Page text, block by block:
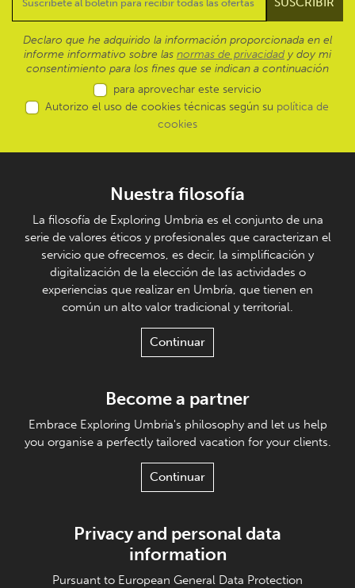
Declaro que he adquirido la información proporcionada en el
informe informativo sobre las normas de privacidad y doy mi
consentimiento para los fines que se indican a continuación
para aprovechar este servicio
Autorizo el uso de cookies técnicas según su política de
cookies
Nuestra filosofía
La filosofía de Exploring Umbria es el conjunto de una
serie de valores éticos y profesionales que caracterizan el
servicio que ofrecemos, es decir, la simplificación y
digitalización de la elección de las actividades o
experiencias que realizar en Umbría, que tienen en
común un alto valor tradicional y territorial.
Continuar
Become a partner
Embrace Exploring Umbria's philosophy and let us help
you organise a perfectly tailored vacation for your clients.
Continuar
Privacy and personal data
information
Pursuant to European General Data Protection